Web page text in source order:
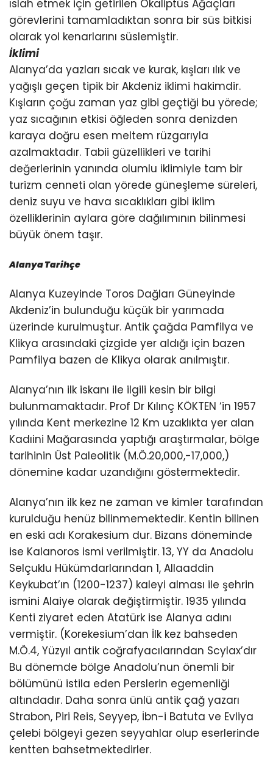
ıslah etmek için getirilen Okaliptüs Ağaçları
görevlerini tamamladıktan sonra bir süs bitkisi
olarak yol kenarlarını süslemiştir.
İklimi
Alanya’da yazları sıcak ve kurak, kışları ılık ve
yağışlı geçen tipik bir Akdeniz iklimi hakimdir.
Kışların çoğu zaman yaz gibi geçtiği bu yörede;
yaz sıcağının etkisi öğleden sonra denizden
karaya doğru esen meltem rüzgarıyla
azalmaktadır. Tabii güzellikleri ve tarihi
değerlerinin yanında olumlu iklimiyle tam bir
turizm cenneti olan yörede güneşleme süreleri,
deniz suyu ve hava sıcaklıkları gibi iklim
özelliklerinin aylara göre dağılımının bilinmesi
büyük önem taşır.
Alanya Tarihçe
Alanya Kuzeyinde Toros Dağları Güneyinde
Akdeniz’in bulunduğu küçük bir yarımada
üzerinde kurulmuştur. Antik çağda Pamfilya ve
Klikya arasındaki çizgide yer aldığı için bazen
Pamfilya bazen de Klikya olarak anılmıştır.
Alanya’nın ilk iskanı ile ilgili kesin bir bilgi
bulunmamaktadır. Prof Dr Kılınç KÖKTEN ‘in 1957
yılında Kent merkezine 12 Km uzaklıkta yer alan
Kadıini Mağarasında yaptığı araştırmalar, bölge
tarihinin Üst Paleolitik (M.Ö.20,000,-17,000,)
dönemine kadar uzandığını göstermektedir.
Alanya’nın ilk kez ne zaman ve kimler tarafından
kurulduğu henüz bilinmemektedir. Kentin bilinen
en eski adı Korakesium dur. Bizans döneminde
ise Kalanoros ismi verilmiştir. 13, YY da Anadolu
Selçuklu Hükümdarlarından 1, Allaaddin
Keykubat’ın (1200-1237) kaleyi alması ile şehrin
ismini Alaiye olarak değiştirmiştir. 1935 yılında
Kenti ziyaret eden Atatürk ise Alanya adını
vermiştir. (Korekesium’dan İlk kez bahseden
M.Ö.4, Yüzyıl antik coğrafyacılarından Scylax’dır
Bu dönemde bölge Anadolu’nun önemli bir
bölümünü istila eden Perslerin egemenliği
altındadır. Daha sonra ünlü antik çağ yazarı
Strabon, Piri Reis, Seyyep, İbn-i Batuta ve Evliya
çelebi bölgeyi gezen seyyahlar olup eserlerinde
kentten bahsetmektedirler.